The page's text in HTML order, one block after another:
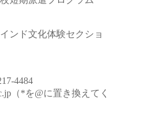
ンド文化体験セクショ
4484
（*を@に置き換えてく